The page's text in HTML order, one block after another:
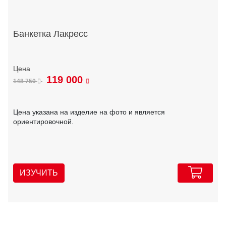
Банкетка Лакресс
148 750 119 000
Цена указана на изделие на фото и является
ориентировочной.
ИЗУЧИТЬ